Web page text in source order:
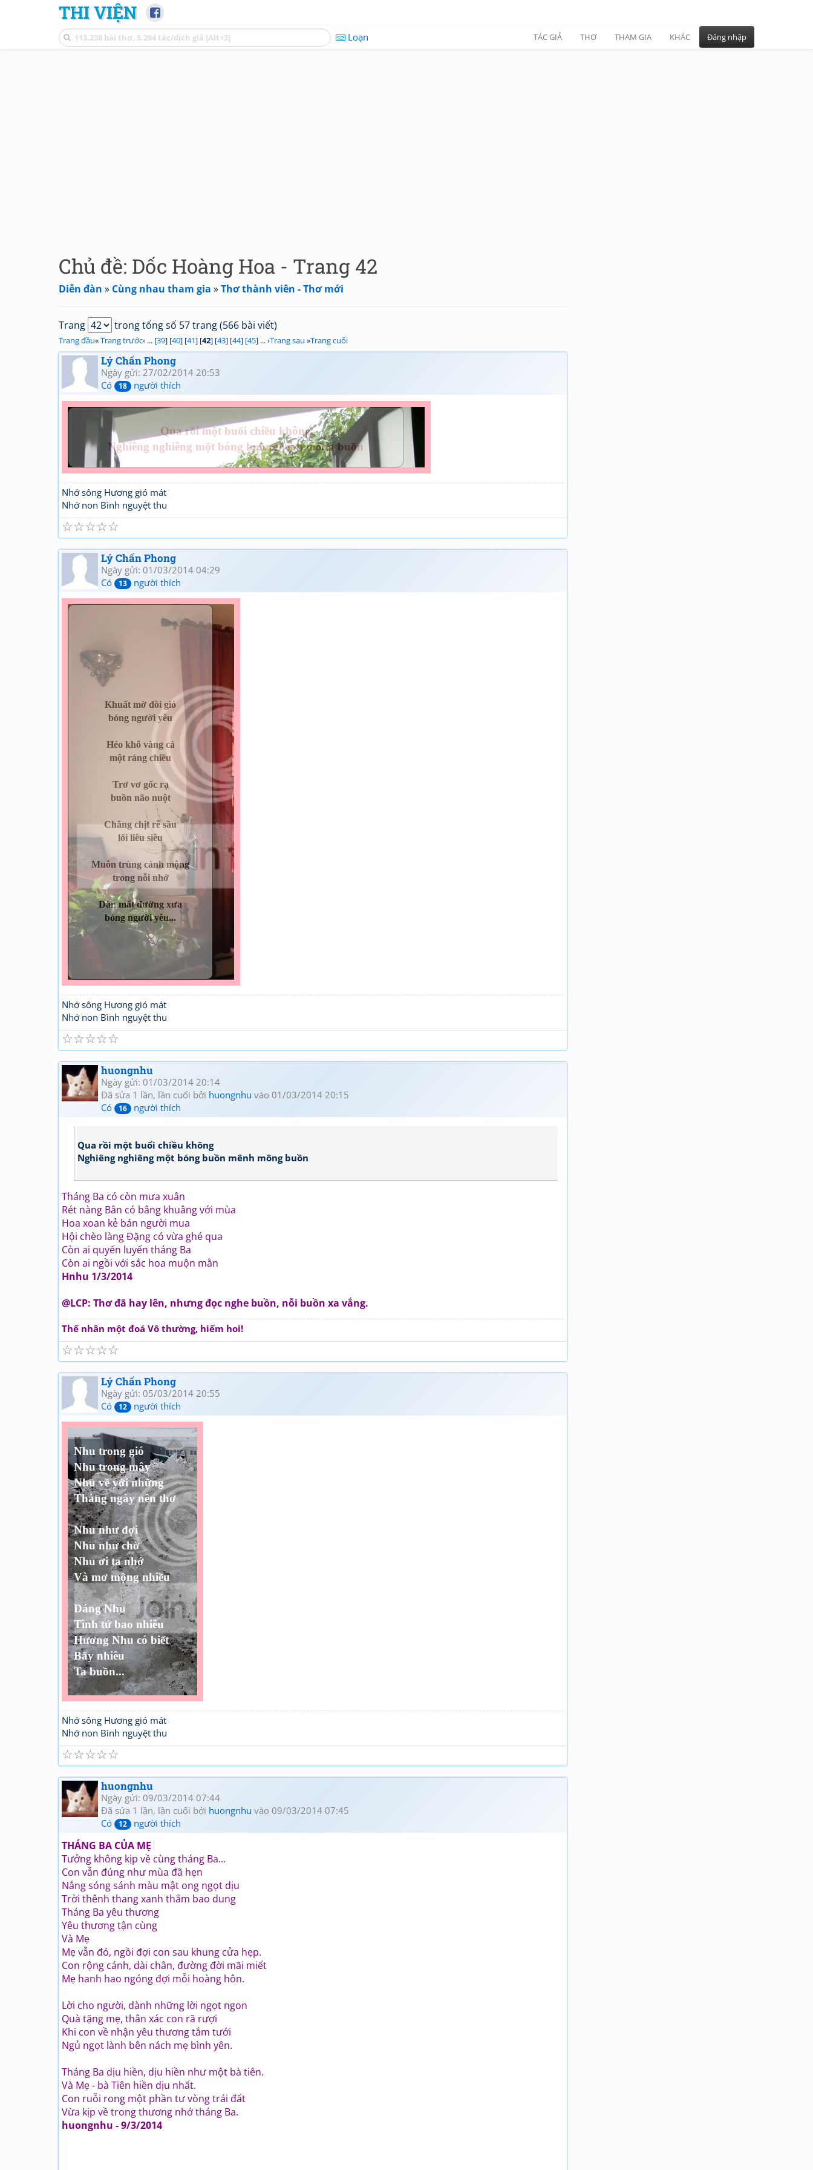
THI VIỆN
Loạn TÁC GIẢ THƠ THAM GIA KHÁC Đăng nhập
Chủ đề: Dốc Hoàng Hoa - Trang 42
Diễn đàn » Cùng nhau tham gia »Thơ thành viên - Thơ mới
Trang trong tổng số 57 trang (566 bài viết)
Trang đầu«Trang trước‹ ... [39] [40] [41] [42] [43] [44] [45] ... ›Trang sau »Trang cuối
Lý Chấn Phong
Ngày gửi: 27/02/2014 20:53
Có
18 người thích
Qua rồi một buổi chiều không
Nghiêng nghiêng một bóng buồn mênh mông buồn
Nhớ sông Hương gió mát
Nhớ non Bình nguyệt thu
☆
☆
☆
☆
☆
Lý Chấn Phong
Ngày gửi: 01/03/2014 04:29
Có
13 người thích
Khuất mờ đồi gió
bóng người yêu
Héo khô vàng cả
một ráng chiều
Trơ vơ gốc rạ
buồn não nuột
Chằng chịt rễ sầu
lối liêu siêu
Muôn trùng cánh mộng
trong nỗi nhớ
Dần mất đường xưa
bóng người yêu...
Nhớ sông Hương gió mát
Nhớ non Bình nguyệt thu
☆
☆
☆
☆
☆
huongnhu
Ngày gửi: 01/03/2014 20:14
Đã sửa 1 lần, lần cuối bởi huongnhu vào 01/03/2014 20:15
Có
16 người thích
Qua rồi một buổi chiều không
Nghiêng nghiêng một bóng buồn mênh mông buồn
Tháng Ba có còn mưa xuân
Rét nàng Bân có bâng khuâng với mùa
Hoa xoan kẻ bán người mua
Hội chèo làng Đặng có vừa ghé qua
Còn ai quyến luyến tháng Ba
Còn ai ngồi với sắc hoa muộn mằn
Hnhu 1/3/2014
@LCP: Thơ đã hay lên, nhưng đọc nghe buồn, nỗi buồn xa vắng.
Thế nhân một đoá Vô thường, hiếm hoi!
☆
☆
☆
☆
☆
Lý Chấn Phong
Ngày gửi: 05/03/2014 20:55
Có
12 người thích
Nhu trong gió
Nhu trong mây
Nhu về với những
Tháng ngày nên thơ
Nhu như đợi
Nhu như chờ
Nhu ơi ta nhớ
Và mơ mộng nhiều
Dáng Nhu
Tình tứ bao nhiêu
Hương Nhu có biết
Bấy nhiêu
Ta buồn...
Nhớ sông Hương gió mát
Nhớ non Bình nguyệt thu
☆
☆
☆
☆
☆
huongnhu
Ngày gửi: 09/03/2014 07:44
Đã sửa 1 lần, lần cuối bởi huongnhu vào 09/03/2014 07:45
Có
12 người thích
THÁNG BA CỦA MẸ
Tưởng không kịp về cùng tháng Ba...
Con vẫn đúng như mùa đã hẹn
Nắng sóng sánh màu mật ong ngọt dịu
Trời thênh thang xanh thẳm bao dung
Tháng Ba yêu thương
Yêu thương tận cùng
Và Mẹ
Mẹ vẫn đó, ngồi đợi con sau khung cửa hẹp.
Con rộng cánh, dài chân, đường đời mãi miết
Mẹ hanh hao ngóng đợi mỗi hoàng hôn.
Lời cho người, dành những lời ngọt ngon
Quà tặng mẹ, thân xác con rã rượi
Khi con về nhận yêu thương tắm tưới
Ngủ ngọt lành bên nách mẹ bình yên.
Tháng Ba dịu hiền, dịu hiền như một bà tiên.
Và Mẹ - bà Tiên hiền dịu nhất.
Con ruỗi rong một phần tư vòng trái đất
Vừa kịp về trong thương nhớ tháng Ba.
huongnhu - 9/3/2014